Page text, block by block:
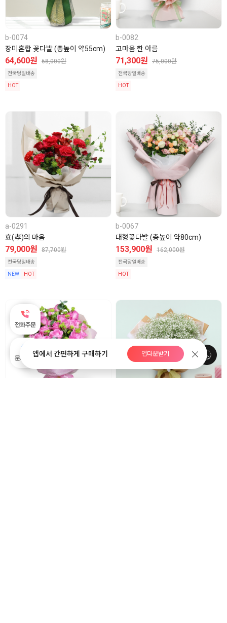
b-0074
장미혼합 꽃다발 (총높이 약55cm)
64,600원 68,000원
전국당일배송
HOT
b-0082
고마움 한 아름
71,300원 75,000원
전국당일배송
HOT
a-0291
효(孝)의 마음
79,000원 87,700원
전국당일배송
NEW HOT
b-0067
대형꽃다발 (총높이 약80cm)
153,900원 162,000원
전국당일배송
HOT
앱에서 간편하게 구매하기 앱다운받기